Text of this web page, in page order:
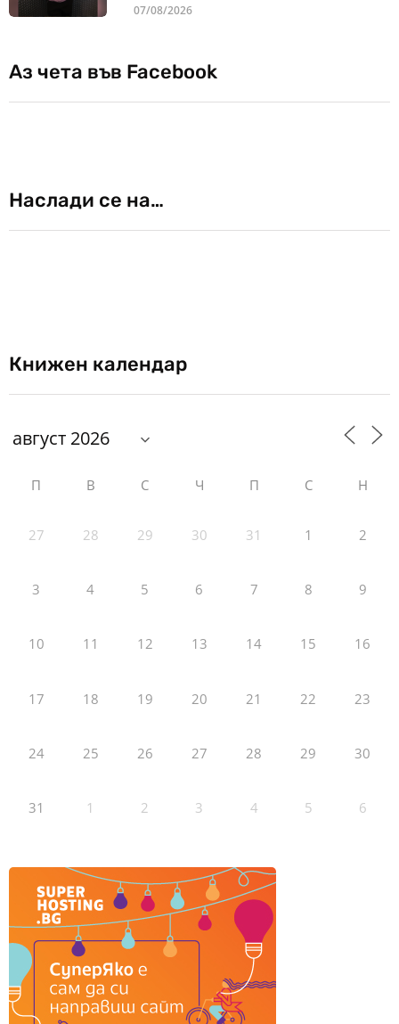
07/08/2026
Аз чета във Facebook
Наслади се на…
Книжен календар
П В С Ч П С Н
27 28 29 30 31 1 2
3 4 5 6 7 8 9
10 11 12 13 14 15 16
17 18 19 20 21 22 23
24 25 26 27 28 29 30
31 1 2 3 4 5 6